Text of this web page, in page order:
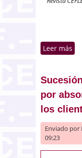
Leer más
por
los
Enviado por
09:23